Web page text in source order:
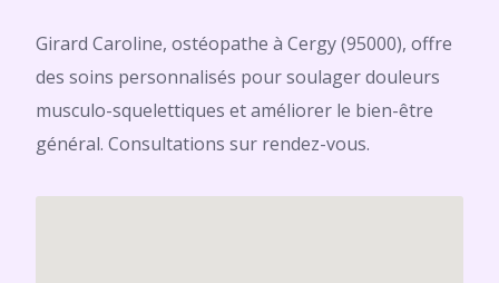
Girard Caroline, ostéopathe à Cergy (95000), offre
des soins personnalisés pour soulager douleurs
musculo-squelettiques et améliorer le bien-être
général. Consultations sur rendez-vous.